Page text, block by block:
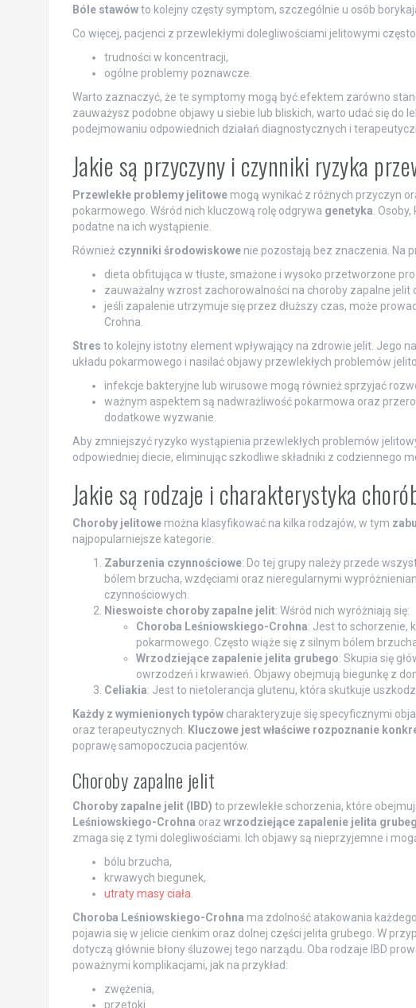
Bóle stawówto kolejny częsty symptom, szczególnie u osób
Co więcej, pacjenci z przewlekłymi dolegliwościami jelitowymi
trudności w koncentracji,
ogólne problemy poznawcze.
Warto zaznaczyć, że te symptomy mogą być efektem zarówno
zauważysz podobne objawy u siebie lub bliskich, warto udać się do
podejmowaniu odpowiednich działań diagnostycznych i
Jakie są przyczyny i czynniki ryzyka
Przewlekłe problemy jelitowemogą wynikać z różnych przyczyn
pokarmowego. Wśród nich kluczową rolę odgrywa genetyka.
podatne na ich wystąpienie.
Również czynniki środowiskowenie pozostają bez znaczenia. Na
dieta obfitująca w tłuste, smażone i wysoko przetworzone
zauważalny wzrost zachorowalności na choroby zapalne jelit
jeśli zapalenie utrzymuje się przez dłuższy czas, może
Crohna.
Stres to kolejny istotny element wpływający na zdrowie jelit. Jego
układu pokarmowego i nasilać objawy przewlekłych problemów
infekcje bakteryjne lub wirusowe mogą również sprzyjać
ważnym aspektem są nadwrażliwość pokarmowa oraz
dodatkowe wyzwanie.
Aby zmniejszyć ryzyko wystąpienia przewlekłych problemów
odpowiedniej diecie, eliminując szkodliwe składniki z codziennego
Jakie są rodzaje i charakterystyka
Choroby jelitowemożna klasyfikować na kilka rodzajów, w tym
najpopularniejsze kategorie:
Zaburzenia czynnościowe: Do tej grupy należy przede
bólem brzucha, wzdęciami oraz nieregularnymi
czynnościowych.
Nieswoiste choroby zapalne jelit: Wśród nich wyróżniają się:
Choroba Leśniowskiego-Crohna: Jest to schorzenie,
pokarmowego. Często wiąże się z silnym bólem
Wrzodziejące zapalenie jelita grubego: Skupia się
owrzodzeń i krwawień. Objawy obejmują biegunkę z
Celiakia: Jest to nietolerancja glutenu, która skutkuje
Każdy z wymienionych typówcharakteryzuje się specyficznymi
oraz terapeutycznych. Kluczowe jest właściwe rozpoznanie
poprawę samopoczucia pacjentów.
Choroby zapalne jelit
Choroby zapalne jelit (IBD) to przewlekłe schorzenia, które
Leśniowskiego-Crohna oraz wrzodziejące zapalenie jelita
zmaga się z tymi dolegliwościami. Ich objawy są nieprzyjemne i
bólu brzucha,
krwawych biegunek,
utraty masy ciała.
Choroba Leśniowskiego-Crohna ma zdolność atakowania
pojawia się w jelicie cienkim oraz dolnej części jelita grubego. W
dotyczą głównie błony śluzowej tego narządu. Oba rodzaje IBD
poważnymi komplikacjami, jak na przykład:
zwężenia,
przetoki.